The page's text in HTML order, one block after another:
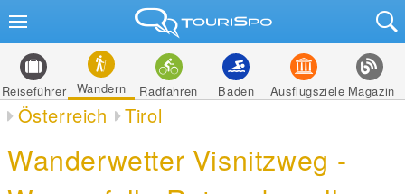
Reiseführer Wandern Radfahren Baden Ausflugsziele Magazin
Österreich Tirol
Wanderwetter Visnitzweg -